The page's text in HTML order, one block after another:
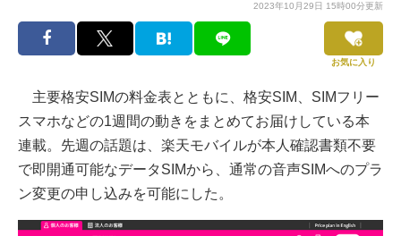
2023年10月29日 15時00分更新
お気に入り
主要格安SIMの料金表とともに、格安SIM、SIMフリー
スマホなどの1週間の動きをまとめてお届けしている本
連載。先週の話題は、楽天モバイルが本人確認書類不要
で即開通可能なデータSIMから、通常の音声SIMへのプラ
ン変更の申し込みを可能にした。